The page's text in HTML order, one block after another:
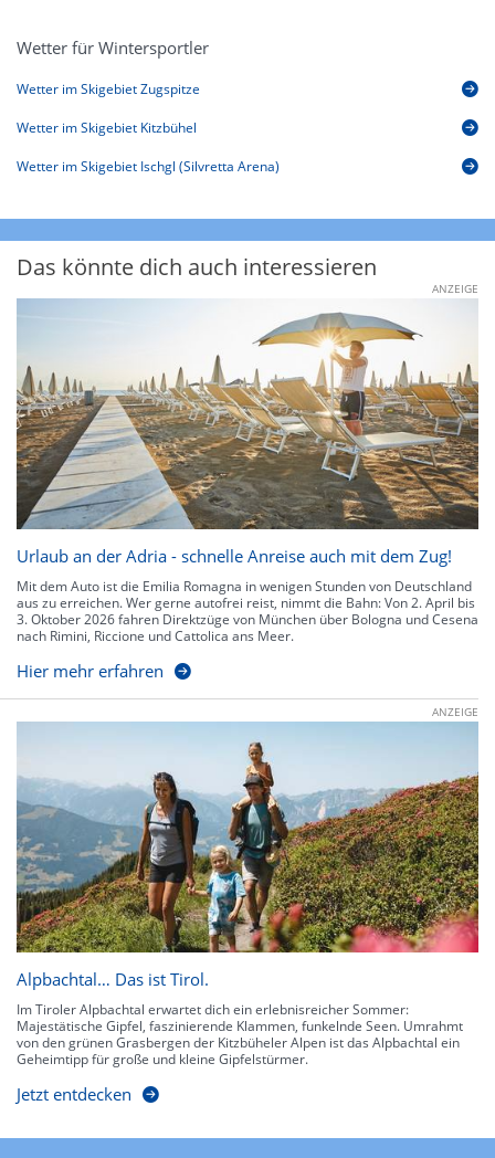
Wetter für Wintersportler
Wetter im Skigebiet Zugspitze
Wetter im Skigebiet Kitzbühel
Wetter im Skigebiet Ischgl (Silvretta Arena)
Das könnte dich auch interessieren
ANZEIGE
Urlaub an der Adria - schnelle Anreise auch mit dem Zug!
Mit dem Auto ist die Emilia Romagna in wenigen Stunden von Deutschland
aus zu erreichen. Wer gerne autofrei reist, nimmt die Bahn: Von 2. April bis
3. Oktober 2026 fahren Direktzüge von München über Bologna und Cesena
nach Rimini, Riccione und Cattolica ans Meer.
Hier mehr erfahren
ANZEIGE
Alpbachtal… Das ist Tirol.
Im Tiroler Alpbachtal erwartet dich ein erlebnisreicher Sommer:
Majestätische Gipfel, faszinierende Klammen, funkelnde Seen. Umrahmt
von den grünen Grasbergen der Kitzbüheler Alpen ist das Alpbachtal ein
Geheimtipp für große und kleine Gipfelstürmer.
Jetzt entdecken